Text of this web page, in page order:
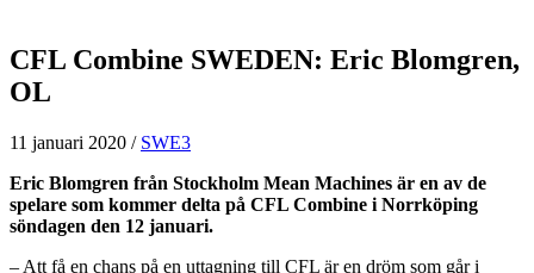
CFL Combine SWEDEN: Eric Blomgren,
OL
11 januari 2020 / SWE3
Eric Blomgren från Stockholm Mean Machines är en av de
spelare som kommer delta på CFL Combine i Norrköping
söndagen den 12 januari.
– Att få en chans på en uttagning till CFL är en dröm som går i